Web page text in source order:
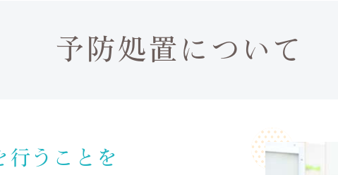
予防処置について
行うことを